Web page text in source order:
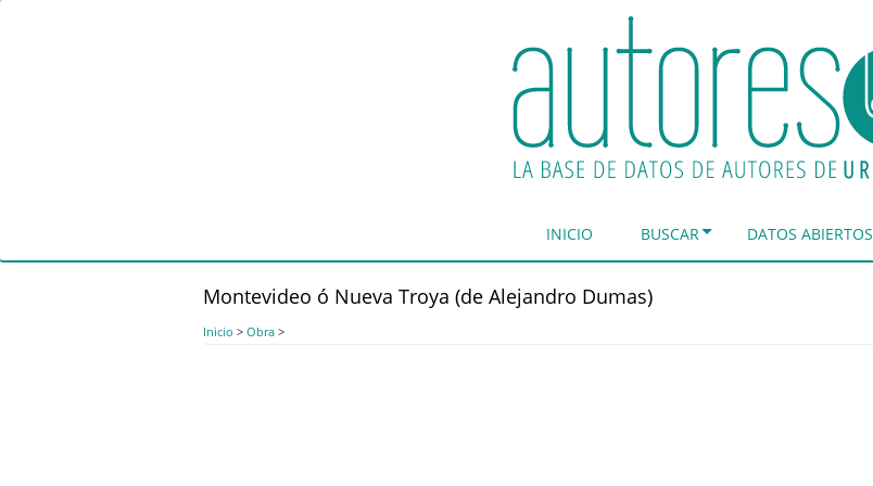
INICIO BUSCAR DATOS ABIERTOS
Montevideo ó Nueva Troya (de Alejandro Dumas)
Inicio > Obra >